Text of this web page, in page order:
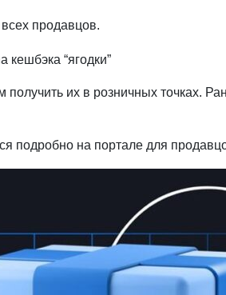
продавцов.
кешбэка “ягодки”
их в розничных точках.
подробно на портале для